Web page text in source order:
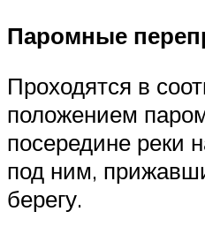
Паромные
Проходятся в
положением
посередине реки
под ним,
берегу.